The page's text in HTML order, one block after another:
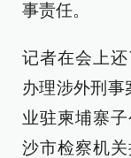
事责任。
记者在会上
办理涉外刑事
业驻柬埔寨
沙市检察机